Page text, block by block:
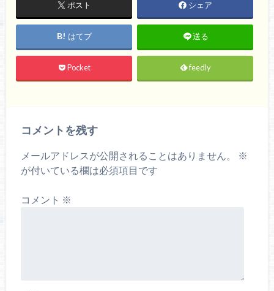
ポスト シェア
はてブ 送る
Pocket feedly
コメントを残す
メールアドレスが公開されることはありません。
※
が付いている欄は必須項目です
コメント ※